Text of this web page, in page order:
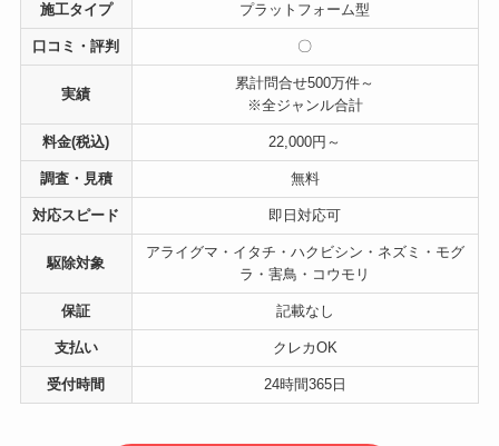
施工タイプ プラットフォーム型
口コミ・評判 〇
実績
累計問合せ500万件～
※全ジャンル合計
料金(税込) 22,000円～
調査・見積 無料
対応スピード 即日対応可
駆除対象
アライグマ・イタチ・ハクビシン・ネズミ・モグ
ラ・害鳥・コウモリ
保証 記載なし
支払い クレカOK
受付時間 24時間365日